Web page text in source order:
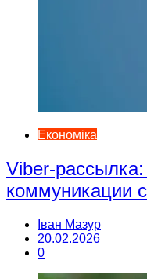
Економіка
Viber-
коммуникации
Іван Мазур
20.02.2026
0